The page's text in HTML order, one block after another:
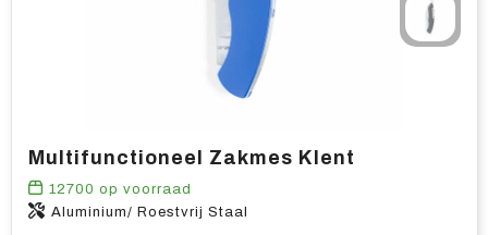
Multifunctioneel Zakmes Klent
12700 op voorraad
Aluminium/ Roestvrij Staal